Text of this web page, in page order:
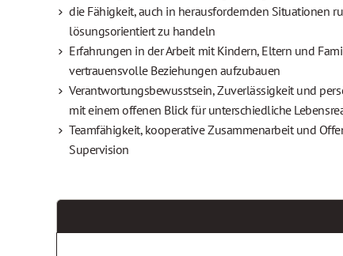
die Fähigkeit, auch in herausfordernden Situationen
lösungsorientiert zu handeln
Erfahrungen in der Arbeit mit Kindern, Eltern und
vertrauensvolle Beziehungen aufzubauen
Verantwortungsbewusstsein, Zuverlässigkeit und
mit einem offenen Blick für unterschiedliche
Teamfähigkeit, kooperative Zusammenarbeit und
Supervision